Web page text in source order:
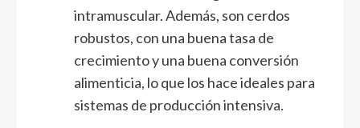
intramuscular. Además, son cerdos
robustos, con una buena tasa de
crecimiento y una buena conversión
alimenticia, lo que los hace ideales para
sistemas de producción intensiva.